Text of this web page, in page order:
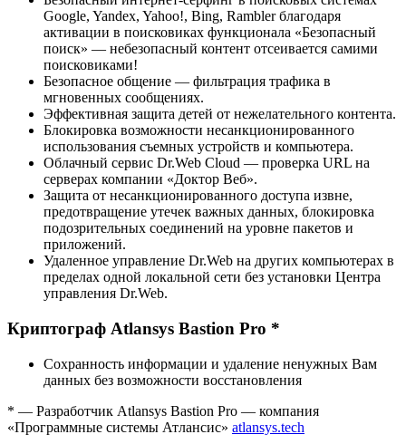
Google, Yandex, Yahoo!, Bing, Rambler благодаря
активации в поисковиках функционала «Безопасный
поиск» — небезопасный контент отсеивается самими
поисковиками!
Безопасное общение — фильтрация трафика в
мгновенных сообщениях.
Эффективная защита детей от нежелательного контента.
Блокировка возможности несанкционированного
использования съемных устройств и компьютера.
Облачный сервис Dr.Web Cloud — проверка URL на
серверах компании «Доктор Веб».
Защита от несанкционированного доступа извне,
предотвращение утечек важных данных, блокировка
подозрительных соединений на уровне пакетов и
приложений.
Удаленное управление Dr.Web на других компьютерах в
пределах одной локальной сети без установки Центра
управления Dr.Web.
Криптограф Atlansys Bastion Pro *
Сохранность информации и удаление ненужных Вам
данных без возможности восстановления
* — Разработчик Atlansys Bastion Pro — компания
«Программные системы Атлансис» atlansys.tech